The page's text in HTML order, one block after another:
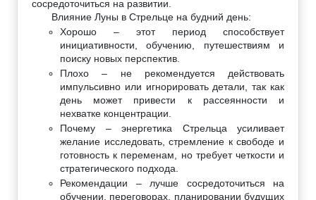
сосредоточиться на развитии.
Влияние Луны в Стрельце на будний день:
Хорошо – этот период способствует
инициативности, обучению, путешествиям и
поиску новых перспектив.
Плохо – не рекомендуется действовать
импульсивно или игнорировать детали, так как
день может привести к рассеянности и
нехватке концентрации.
Почему – энергетика Стрельца усиливает
желание исследовать, стремление к свободе и
готовность к переменам, но требует четкости и
стратегического подхода.
Рекомендации – лучше сосредоточиться на
обучении, переговорах, планировании будущих